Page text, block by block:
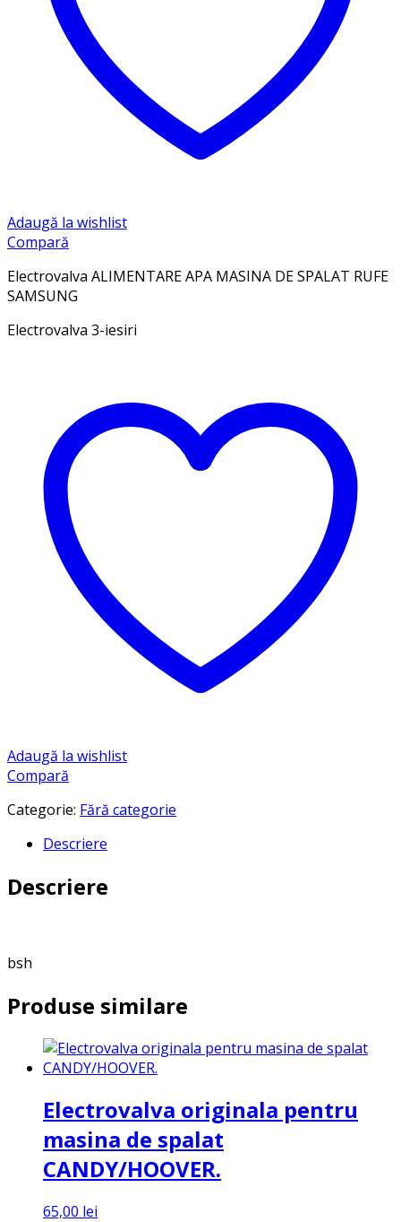
Adaugă la wishlist
Compară
Electrovalva ALIMENTARE APA MASINA DE SPALAT RUFE
SAMSUNG
Electrovalva 3-iesiri
Adaugă la wishlist
Compară
Categorie: Fără categorie
Descriere
Descriere
bsh
Produse similare
Electrovalva originala pentru
masina de spalat
CANDY/HOOVER.
65,00 lei